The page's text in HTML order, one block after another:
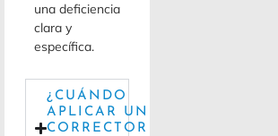
una deficiencia
clara y
específica.
¿CUÁNDO
APLICAR UN
CORRECTOR